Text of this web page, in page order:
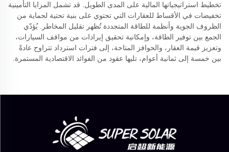
تخطيط استراتيجياتها المالية على المدى الطويل. قد تشمل المزايا التأمينية
تخفيضات في الأقساط للعقارات التي تحتوي على بنية تحتية لحماية من
الظروف الجوية وأنظمة للطاقة المتجددة تُظهر تقليل المخاطر. يُؤدّي
الجمع بين توفير الطاقة، وإمكانية تحقيق إيرادات من مواقف السيارات،
وتعزيز قيمة العقار، والحوافز المتاحة، إلى فترات استرداد تتراوح عادةً
بين خمسة إلى ثمانية أعوام، تليها عقود من الفوائد الاقتصادية المستمرة.